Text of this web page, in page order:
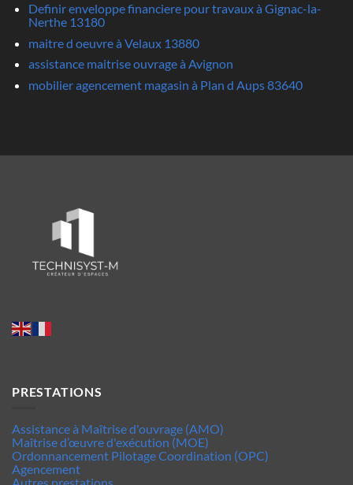
Definir enveloppe financiere pour travaux à Gignac-la-
Nerthe 13180
maitre d oeuvre à Velaux 13880
assistance maitrise ouvrage à Avignon
mobilier agencement magasin à Plan d Aups 83640
PRESTATIONS
Assistance à Maîtrise d'ouvrage (AMO)
Maîtrise d’œuvre d'exécution (MOE)
Ordonnancement Pilotage Coordination (OPC)
Agencement